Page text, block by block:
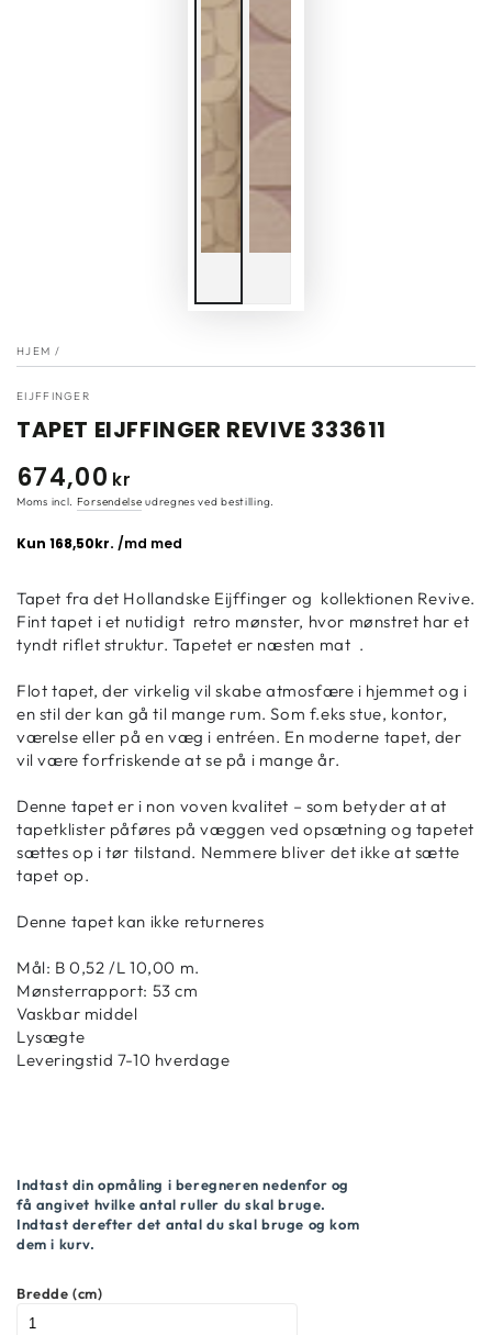
HJEM /
EIJFFINGER
TAPET EIJFFINGER REVIVE 333611
Normal
pris
674,00 kr
Moms incl. Forsendelse udregnes ved bestilling.
Tapet fra det Hollandske Eijffinger og kollektionen Revive.
Fint tapet i et nutidigt retro mønster, hvor mønstret har et
tyndt riflet struktur. Tapetet er næsten mat .
Flot tapet, der virkelig vil skabe atmosfære i hjemmet og i
en stil der kan gå til mange rum. Som f.eks stue, kontor,
værelse eller på en væg i entréen. En moderne tapet, der
vil være forfriskende at se på i mange år.
Denne tapet er i non voven kvalitet – som betyder at at
tapetklister påføres på væggen ved opsætning og tapetet
sættes op i tør tilstand. Nemmere bliver det ikke at sætte
tapet op.
Denne tapet kan ikke returneres
Mål: B 0,52 /L 10,00 m.
Mønsterrapport: 53 cm
Vaskbar middel
Lysægte
Leveringstid 7-10 hverdage
Indtast din opmåling i beregneren nedenfor og
få angivet hvilke antal ruller du skal bruge.
Indtast derefter det antal du skal bruge og kom
dem i kurv.
Bredde (cm)